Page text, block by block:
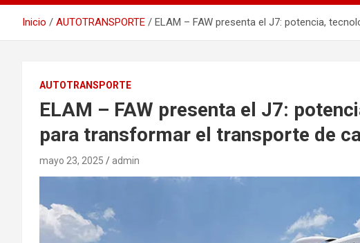
Inicio AUTOTRANSPORTE ELAM – FAW presenta el J7: potencia,
AUTOTRANSPORTE
ELAM – FAW presenta el J7:
para transformar el transporte de
mayo 23, 2025 admin